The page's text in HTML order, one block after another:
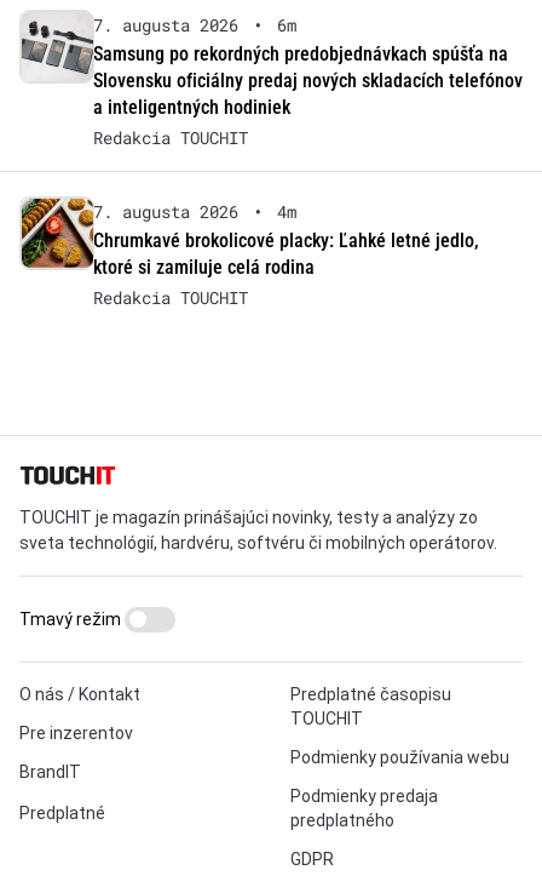
7. augusta 2026 •
6m
Samsung po rekordných predobjednávkach spúšťa na
Slovensku oficiálny predaj nových skladacích telefónov
a inteligentných hodiniek
Redakcia TOUCHIT
7. augusta 2026 •
4m
Chrumkavé brokolicové placky: Ľahké letné jedlo,
ktoré si zamiluje celá rodina
Redakcia TOUCHIT
TOUCHIT je magazín prinášajúci novinky, testy a analýzy zo
sveta technológií, hardvéru, softvéru či mobilných operátorov.
O nás / Kontakt
Pre inzerentov
BrandIT
Predplatné
Predplatné časopisu
TOUCHIT
Podmienky používania webu
Podmienky predaja
predplatného
GDPR
Tmavý režim